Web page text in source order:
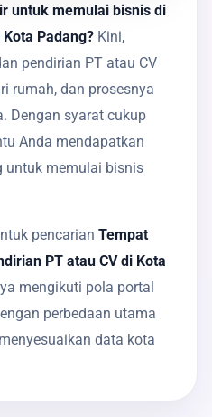
untuk memulai bisnis di
Padang? Kini,
pendirian PT atau CV
rumah, dan prosesnya
Dengan syarat cukup
Anda mendapatkan
untuk memulai bisnis
pencarian Tempat
PT atau CV di Kota
mengikuti pola portal
perbedaan utama
data kota